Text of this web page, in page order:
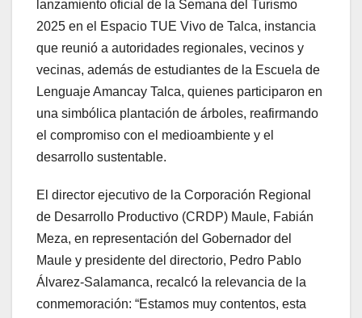
lanzamiento oficial de la Semana del Turismo
2025 en el Espacio TUE Vivo de Talca, instancia
que reunió a autoridades regionales, vecinos y
vecinas, además de estudiantes de la Escuela de
Lenguaje Amancay Talca, quienes participaron en
una simbólica plantación de árboles, reafirmando
el compromiso con el medioambiente y el
desarrollo sustentable.
El director ejecutivo de la Corporación Regional
de Desarrollo Productivo (CRDP) Maule, Fabián
Meza, en representación del Gobernador del
Maule y presidente del directorio, Pedro Pablo
Álvarez-Salamanca, recalcó la relevancia de la
conmemoración: “Estamos muy contentos, esta